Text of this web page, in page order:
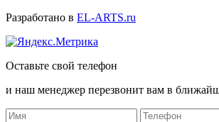
Разработано в EL-ARTS.ru
Оставьте свой телефон
и наш менеджер перезвонит вам в